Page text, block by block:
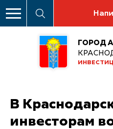
ГОРОД
В
инвесторам